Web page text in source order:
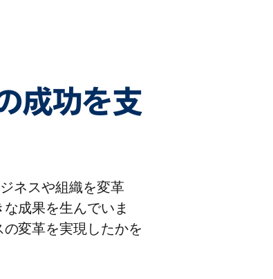
成功を支
ネスや組織を変革
成果を生んでいま
変革を実現したかを